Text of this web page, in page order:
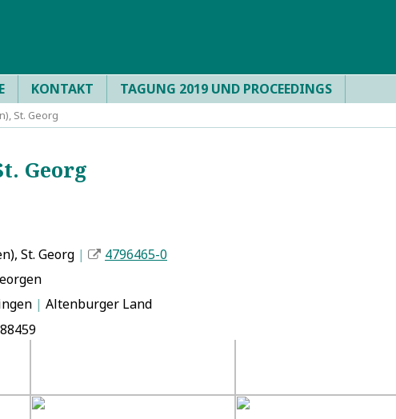
KONTAKT TAGUNG 2019 UND PROCEEDINGS
St. Georg
Georg
St. Georg |
4796465-0
| Altenburger Land